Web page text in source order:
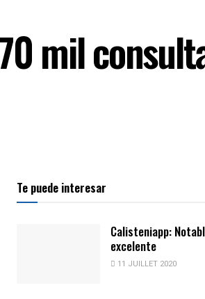
mil
Te puede interesar
Calisteniapp:
excelente
11 JUILLET 2020